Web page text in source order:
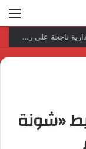
نتائج إيجابية بعد زيارة وفد الجامعة المصرية النتائج إيجابية بعد زيارة وفد الجامعة المصرية الروسية لمصنع الإلكترونياتروسية لمصنع الإلكترونيات
«شونة